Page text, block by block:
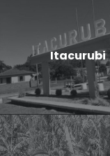
Itacurubi